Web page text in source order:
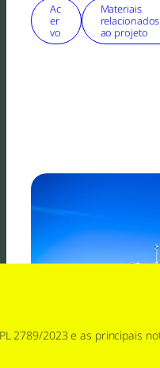
2789/2023 e as principais
Ac
er
vo
Materiais
relacionados
ao projeto